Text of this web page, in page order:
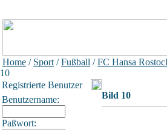
Home / Sport /Fußball /FC Hansa
10
Registrierte Benutzer
Benutzername:
Paßwort:
Bild 10